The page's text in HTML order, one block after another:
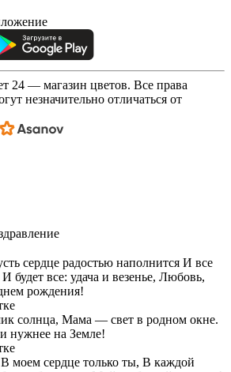
24 — магазин цветов. Все права
незначительно отличаться от
сердце радостью наполнится И все
будет все: удача и везенье, Любовь,
рождения!
солнца, Мама — свет в родном окне.
нужнее на Земле!
В моем сердце только ты, В каждой